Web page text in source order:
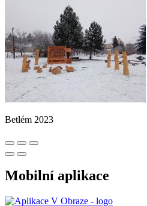
Betlém 2023
Mobilní aplikace